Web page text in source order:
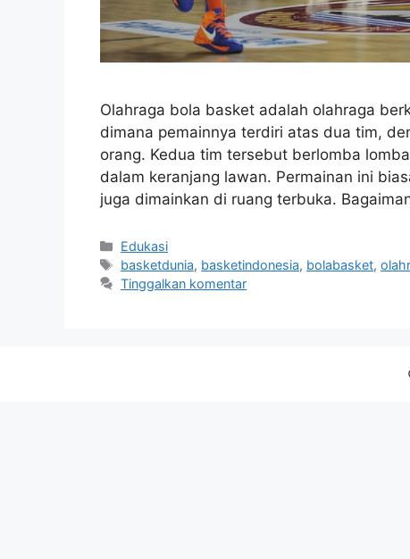
Olahraga bola basket adalah olahraga
dimana pemainnya terdiri atas dua tim,
orang. Kedua tim tersebut berlomba
dalam keranjang lawan. Permainan ini
juga dimainkan di ruang terbuka.
Kategori
Edukasi
Tag
basketdunia, basketindonesia, bolabasket,
Tinggalkan komentar